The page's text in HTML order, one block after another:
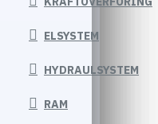
ELSYSTEM
HYDRAULSYSTEM
RAM